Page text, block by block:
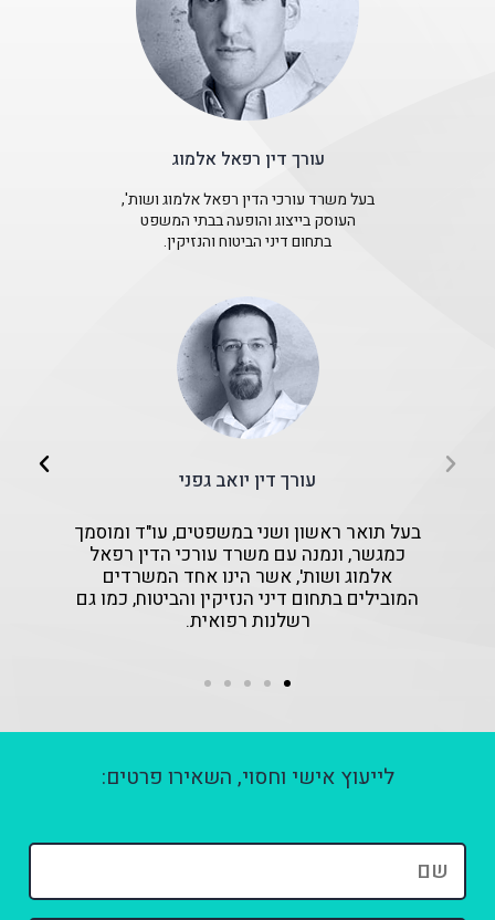
עורך דין רפאל אלמוג
בעל משרד עורכי הדין רפאל אלמוג ושות',
העוסק בייצוג והופעה בבתי המשפט
בתחום דיני הביטוח והנזיקין.
עורך דין יואב גפני
בעל תואר ראשון ושני במשפטים, עו"ד ומוסמך
כמגשר, ונמנה עם משרד עורכי הדין רפאל
אלמוג ושות', אשר הינו אחד המשרדים
המובילים בתחום דיני הנזיקין והביטוח, כמו גם
רשלנות רפואית.
לייעוץ אישי וחסוי, השאירו פרטים:
שם *